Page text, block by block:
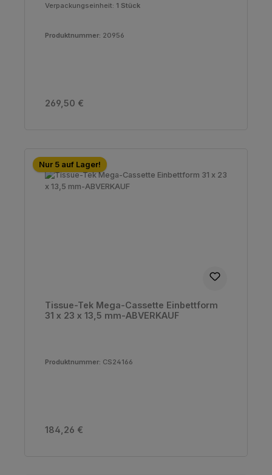
Verpackungseinheit: 1 Stück
Produktnummer: 20956
Regulärer Preis:
269,50 €
Nur 5 auf Lager!
Tissue-Tek Mega-Cassette Einbettform
31 x 23 x 13,5 mm-ABVERKAUF
Produktnummer: CS24166
Regulärer Preis:
184,26 €